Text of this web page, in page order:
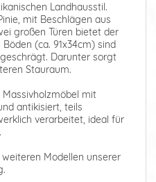
Landhausstil.
mit Beschlägen aus
großen Türen bietet der
(ca. 91x34cm) sind
Darunter sorgt
Stauraum.
mit
antikisiert, teils
verarbeitet, ideal für
Modellen unserer